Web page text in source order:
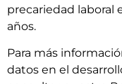
precariedad laboral
años.
Para más
datos en el